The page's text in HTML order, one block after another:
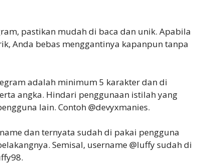
pastikan mudah di baca dan unik. Apabila
Anda bebas menggantinya kapanpun tanpa
adalah minimum 5 karakter dan di
angka. Hindari penggunaan istilah yang
lain. Contoh @devyxmanies.
dan ternyata sudah di pakai pengguna
Semisal, username @luffy sudah di